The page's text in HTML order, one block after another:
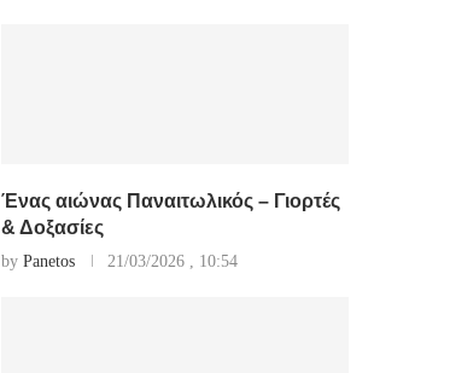
Ένας αιώνας Παναιτωλικός – Γιορτές
& Δοξασίες
by Panetos 21/03/2026 , 10:54